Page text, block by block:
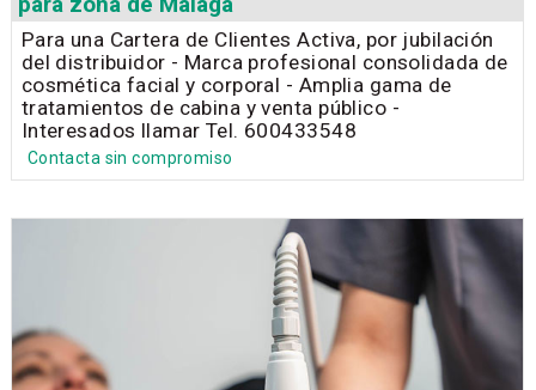
Para una Cartera de Clientes Activa, por jubilación
del distribuidor - Marca profesional consolidada de
cosmética facial y corporal - Amplia gama de
tratamientos de cabina y venta público -
Interesados llamar Tel. 600433548
Contacta sin compromiso